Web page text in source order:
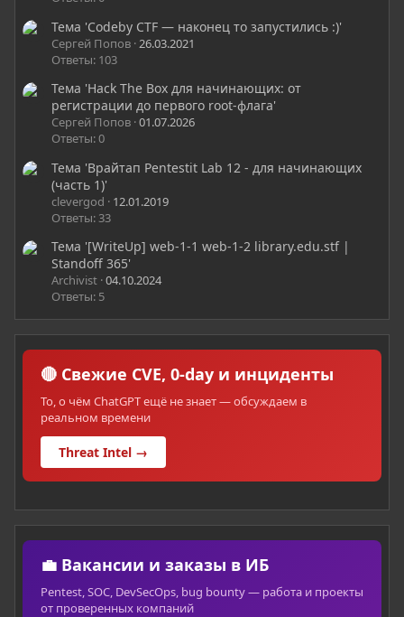
Тема 'Codeby CTF — наконец то запустились :)'
Сергей Попов 26.03.2021
Ответы: 103
Тема 'Hack The Box для начинающих: от
регистрации до первого root-флага'
Сергей Попов 01.07.2026
Ответы: 0
Тема 'Врайтап Pentestit Lab 12 - для начинающих
(часть 1)'
clevergod
12.01.2019
Ответы: 33
Тема '[WriteUp] web-1-1 web-1-2 library.edu.stf |
Standoff 365'
Archivist 04.10.2024
Ответы: 5
🔴 Свежие CVE, 0-day и инциденты
То, о чём ChatGPT ещё не знает — обсуждаем в
реальном времени
Threat Intel →
💼 Вакансии и заказы в ИБ
Pentest, SOC, DevSecOps, bug bounty — работа и проекты
от проверенных компаний